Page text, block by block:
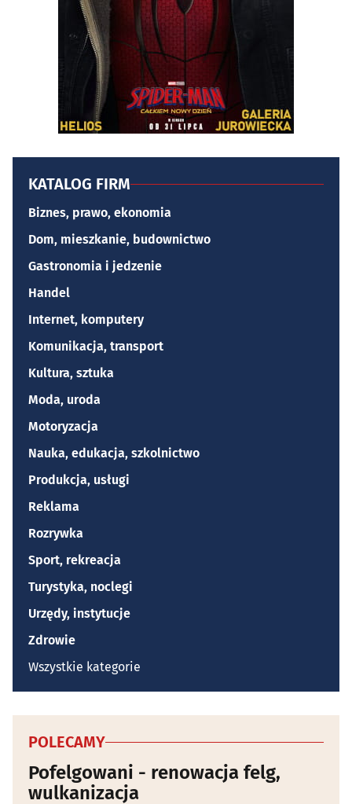
KATALOG FIRM
Biznes, prawo, ekonomia
Dom, mieszkanie, budownictwo
Gastronomia i jedzenie
Handel
Internet, komputery
Komunikacja, transport
Kultura, sztuka
Moda, uroda
Motoryzacja
Nauka, edukacja, szkolnictwo
Produkcja, usługi
Reklama
Rozrywka
Sport, rekreacja
Turystyka, noclegi
Urzędy, instytucje
Zdrowie
Wszystkie kategorie
POLECAMY
Pofelgowani - renowacja felg,
wulkanizacja